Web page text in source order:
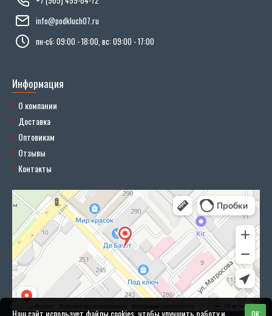
info@podkluch07.ru
пн-сб: 09:00 - 18:00, вс: 09:00 - 17:00
Информация
О компании
Доставка
Оптовикам
Отзывы
Контакты
Наш сайт использует файлы cookies, чтобы улучшить работу и